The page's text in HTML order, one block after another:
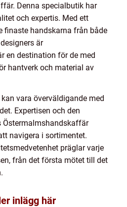
Denna specialbutik har
och expertis. Med ett
finaste handskarna från både
är
en destination för de med
hantverk och material av
kan vara överväldigande med
Expertisen och den
Östermalmshandskaffär
navigera i sortimentet.
präglar varje
från det första mötet till det
inlägg här